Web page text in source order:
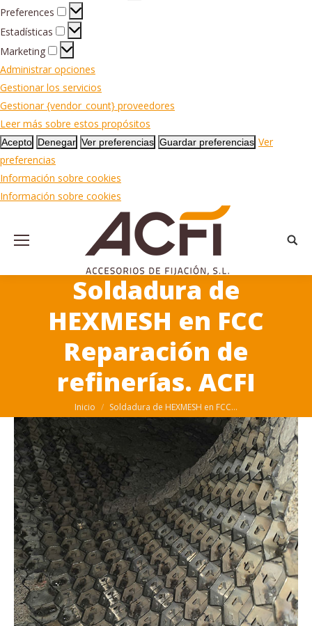
Preferences
Preferences
Estadísticas
Estadísticas
Marketing
Marketing
Administrar opciones
Gestionar los servicios
Gestionar {vendor_count} proveedores
Leer más sobre estos propósitos
Acepto Denegar Ver preferencias Guardar preferencias Ver
preferencias
Información sobre cookies
Información sobre cookies
Soldadura de
HEXMESH en FCC
Reparación de
refinerías. ACFI
Inicio Soldadura de HEXMESH en FCC…